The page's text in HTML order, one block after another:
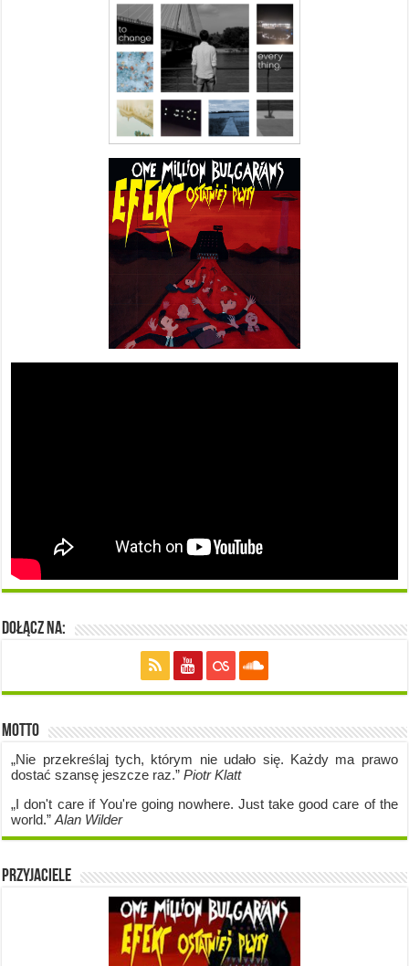
Dołącz na:
Motto
„Nie przekreślaj tych, którym nie udało się. Każdy ma prawo
dostać szansę jeszcze raz.”Piotr Klatt
„I don't care if You're going nowhere. Just take good care of the
world.”Alan Wilder
Przyjaciele